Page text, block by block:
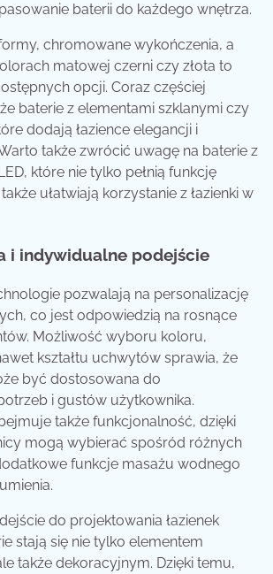
baterii do każdego wnętrza.
chromowane wykończenia, a
matowej czerni czy złota to
opcji. Coraz częściej
baterie z elementami szklanymi czy
dodają łazience elegancji i
także zwrócić uwagę na baterie z
które nie tylko pełnią funkcję
ułatwiają korzystanie z łazienki w
i indywidualne podejście
pozwalają na personalizację
co jest odpowiedzią na rosnące
Możliwość wyboru koloru,
kształtu uchwytów sprawia, że
być dostosowana do
i gustów użytkownika.
także funkcjonalność, dzięki
mogą wybierać spośród różnych
funkcje masażu wodnego
do projektowania łazienek
stają się nie tylko elementem
także dekoracyjnym. Dzięki temu,